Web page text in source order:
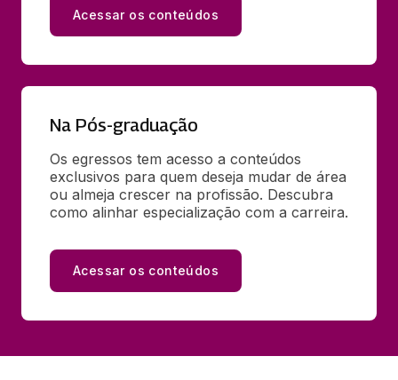
Acessar os conteúdos
Na Pós-graduação
Os egressos tem acesso a conteúdos
exclusivos para quem deseja mudar de área
ou almeja crescer na profissão. Descubra
como alinhar especialização com a carreira.
Acessar os conteúdos